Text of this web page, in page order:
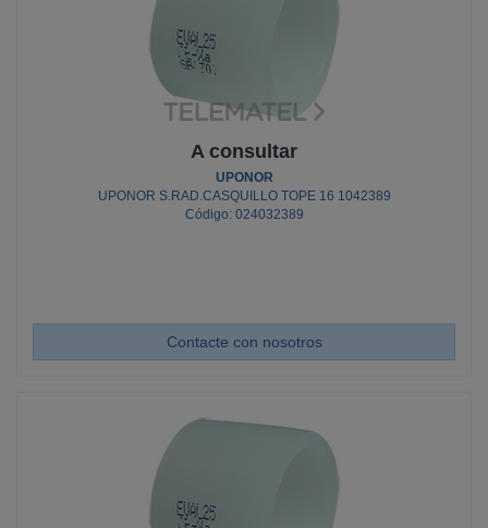
A consultar
UPONOR
UPONOR S.RAD.CASQUILLO TOPE 16 1042389
Código: 024032389
Contacte con nosotros